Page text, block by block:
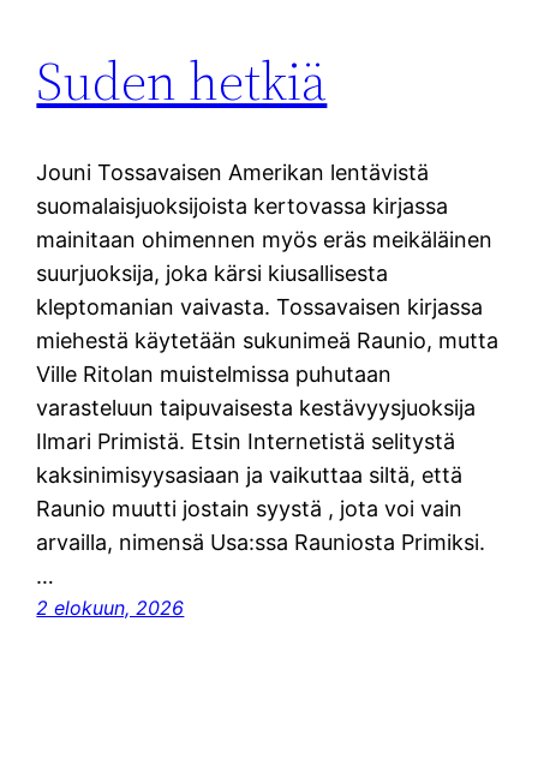
Suden hetkiä
Jouni Tossavaisen Amerikan lentävistä
suomalaisjuoksijoista kertovassa kirjassa
mainitaan ohimennen myös eräs meikäläinen
suurjuoksija, joka kärsi kiusallisesta
kleptomanian vaivasta. Tossavaisen kirjassa
miehestä käytetään sukunimeä Raunio, mutta
Ville Ritolan muistelmissa puhutaan
varasteluun taipuvaisesta kestävyysjuoksija
Ilmari Primistä. Etsin Internetistä selitystä
kaksinimisyysasiaan ja vaikuttaa siltä, että
Raunio muutti jostain syystä , jota voi vain
arvailla, nimensä Usa:ssa Rauniosta Primiksi.
…
2 elokuun, 2026